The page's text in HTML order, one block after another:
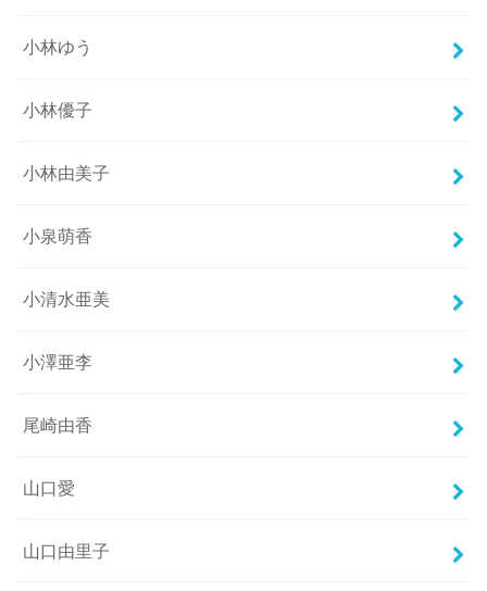
小林ゆう
小林優子
小林由美子
小泉萌香
小清水亜美
小澤亜李
尾崎由香
山口愛
山口由里子